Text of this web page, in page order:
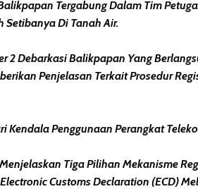
Tergabung Dalam Tim
Setibanya Di Tanah Air.
2 Debarkasi Balikpapan Yang
Penjelasan Terkait Prosedur
Penggunaan Perangkat
Tiga Pilihan Mekanisme
Customs Declaration (ECD)